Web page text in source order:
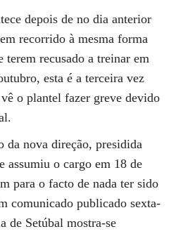
depois de no dia anterior
recorrido à mesma forma
terem recusado a treinar em
esta é a terceira vez
o plantel fazer greve devido
da nova direção, presidida
assumiu o cargo em 18 de
para o facto de nada ter sido
comunicado publicado sexta-
de Setúbal mostra-se